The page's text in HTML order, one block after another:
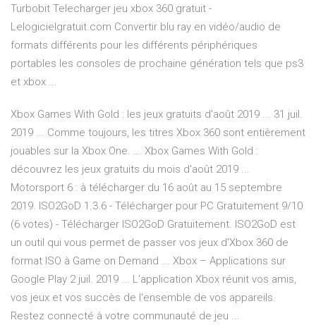
Turbobit Telecharger jeu xbox 360 gratuit -
Lelogicielgratuit.com Convertir blu ray en vidéo/audio de
formats différents pour les différents périphériques
portables les consoles de prochaine génération tels que ps3
et xbox ...
Xbox Games With Gold : les jeux gratuits d'août 2019 ... 31 juil.
2019 ... Comme toujours, les titres Xbox 360 sont entièrement
jouables sur la Xbox One. ... Xbox Games With Gold :
découvrez les jeux gratuits du mois d'août 2019 ...
Motorsport 6 : à télécharger du 16 août au 15 septembre
2019. ISO2GoD 1.3.6 - Télécharger pour PC Gratuitement 9/10
(6 votes) - Télécharger ISO2GoD Gratuitement. ISO2GoD est
un outil qui vous permet de passer vos jeux d'Xbox 360 de
format ISO à Game on Demand ... Xbox – Applications sur
Google Play 2 juil. 2019 ... L'application Xbox réunit vos amis,
vos jeux et vos succès de l'ensemble de vos appareils.
Restez connecté à votre communauté de jeu ...